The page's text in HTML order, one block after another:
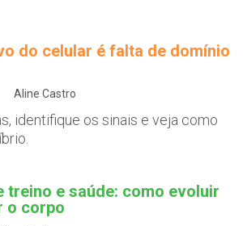
do celular é falta de domínio
Aline Castro
identifique os sinais e veja como
treino e saúde: como evoluir
o corpo